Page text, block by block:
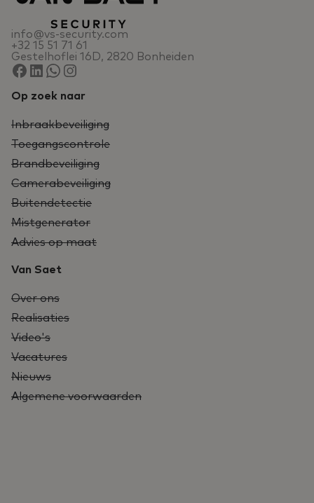
info@vs-security.com
+32 15 51 71 61
Gestelhoflei 16D, 2820 Bonheiden
Op zoek naar
Inbraakbeveiliging
Toegangscontrole
Brandbeveiliging
Camerabeveiliging
Buitendetectie
Mistgenerator
Advies op maat
Van Saet
Over ons
Realisaties
Video's
Vacatures
Nieuws
Algemene voorwaarden